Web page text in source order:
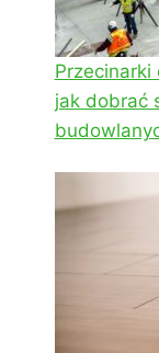
jak dobrać